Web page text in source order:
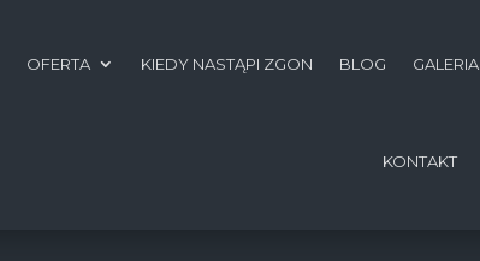
OFERTA KIEDY NASTĄPI ZGON BLOG GALERIA
KONTAKT